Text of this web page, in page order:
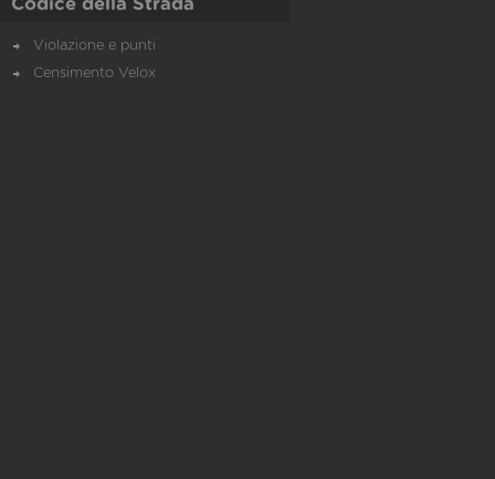
Codice della Strada
Violazione e punti
Censimento Velox